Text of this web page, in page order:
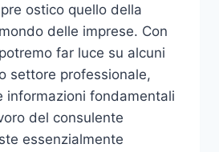
ostico quello della
delle imprese. Con
far luce su alcuni
settore professionale,
informazioni fondamentali
del consulente
essenzialmente